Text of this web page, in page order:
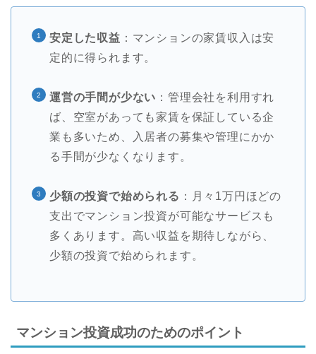
安定した収益 ：マンションの家賃収入は安
定的に得られます。
運営の手間が少ない ：管理会社を利用すれ
ば、空室があっても家賃を保証している企
業も多いため、入居者の募集や管理にかか
る手間が少なくなります。
少額の投資で始められる ：月々1万円ほどの
支出でマンション投資が可能なサービスも
多くあります。高い収益を期待しながら、
少額の投資で始められます。
マンション投資成功のためのポイント